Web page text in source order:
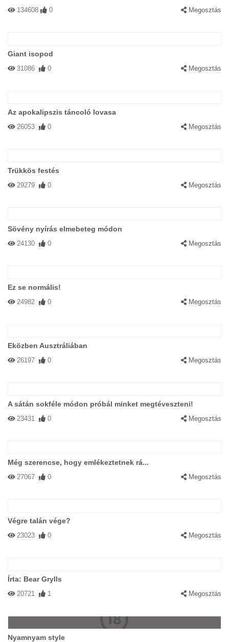
134608 0 Megosztás
Giant isopod
31086 0 Megosztás
Az apokalipszis táncoló lovasa
26053 0 Megosztás
Trükkös festés
29279 0 Megosztás
Sövény nyírás elmebeteg módon
24130 0 Megosztás
Ez se normális!
24982 0 Megosztás
Eközben Ausztráliában
26197 0 Megosztás
A sátán sokféle módon próbál minket megtéveszteni!
23431 0 Megosztás
Még szerencse, hogy emlékeztetnek rá...
27067 0 Megosztás
Végre talán vége?
23023 0 Megosztás
Írta: Bear Grylls
20721 1 Megosztás
Nyamnyam style